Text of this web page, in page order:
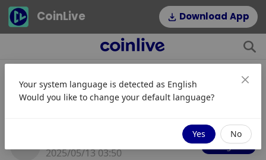
CoinLive Download App
国务院副总理何立峰将与美国财政部
2025/05/13 03:50
Mengikuti
Your system language is detected as English
Would you like to change your default language?
Yes No